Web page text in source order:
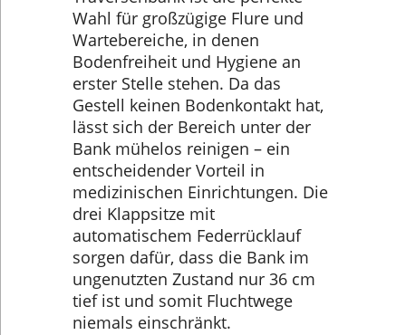
Wahl für großzügige Flure und
Wartebereiche, in denen
Bodenfreiheit und Hygiene an
erster Stelle stehen. Da das
Gestell keinen Bodenkontakt hat,
lässt sich der Bereich unter der
Bank mühelos reinigen – ein
entscheidender Vorteil in
medizinischen Einrichtungen. Die
drei Klappsitze mit
automatischem Federrücklauf
sorgen dafür, dass die Bank im
ungenutzten Zustand nur 36 cm
tief ist und somit Fluchtwege
niemals einschränkt.